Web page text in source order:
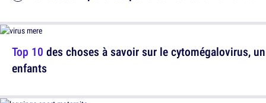
Top 10 des choses à savoir sur le cytomégalovirus,
enfants